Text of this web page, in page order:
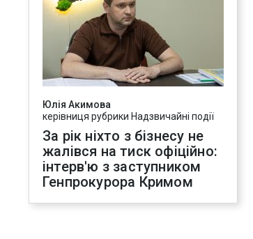
Юлія Акимова
керівниця рубрики Надзвичайні події
За рік ніхто з бізнесу не
жалівся на тиск офіційно:
інтерв'ю з заступником
Генпрокурора Кримом